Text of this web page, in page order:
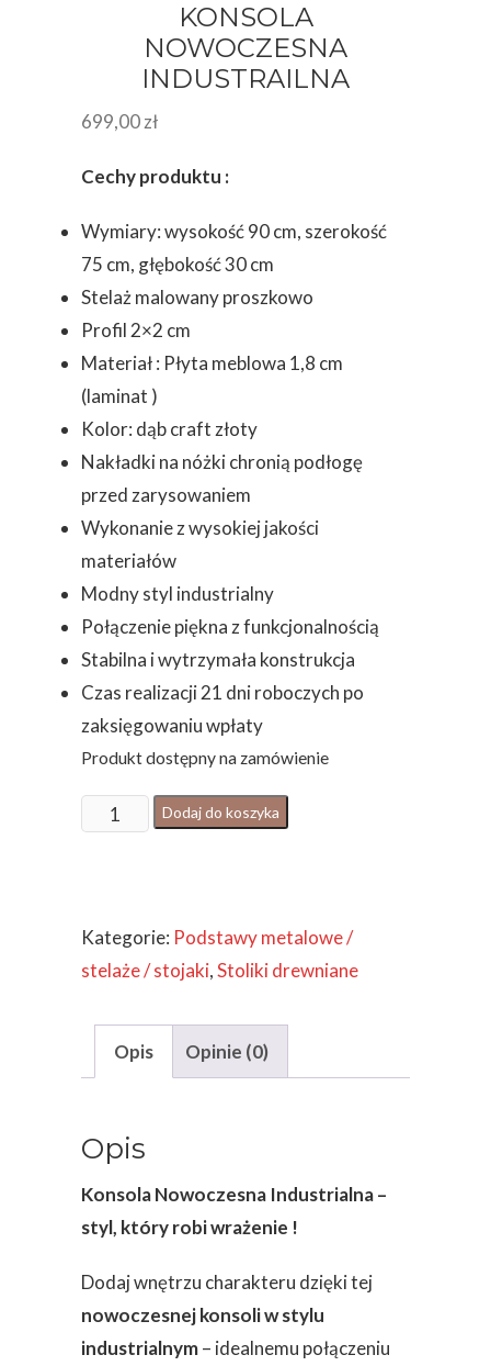
KONSOLA
NOWOCZESNA
INDUSTRAILNA
699,00zł
Cechy produktu :
Wymiary: wysokość 90 cm, szerokość
75 cm, głębokość 30 cm
Stelaż malowany proszkowo
Profil 2×2 cm
Materiał : Płyta meblowa 1,8 cm
(laminat )
Kolor: dąb craft złoty
Nakładki na nóżki chronią podłogę
przed zarysowaniem
Wykonanie z wysokiej jakości
materiałów
Modny styl industrialny
Połączenie piękna z funkcjonalnością
Stabilna i wytrzymała konstrukcja
Czas realizacji 21 dni roboczych po
zaksięgowaniu wpłaty
Produkt dostępny na zamówienie
ilość
Dodaj do koszyka
Kategorie: Podstawy metalowe /
stelaże / stojaki,Stoliki drewniane
Opis Opinie (0)
Opis
Konsola Nowoczesna Industrialna –
styl, który robi wrażenie !
Dodaj wnętrzu charakteru dzięki tej
nowoczesnej konsoli w stylu
industrialnym– idealnemu połączeniu